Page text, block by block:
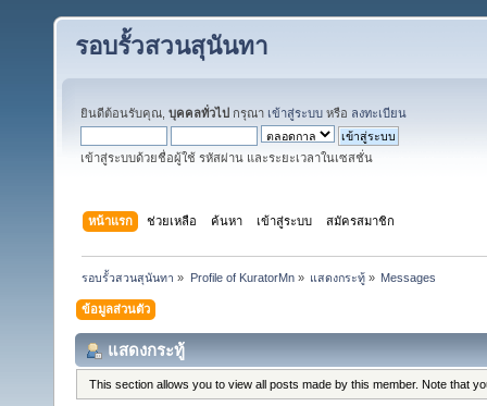
รอบรั้วสวนสุนันทา
ยินดีต้อนรับคุณ, บุคคลทั่วไป กรุณา เข้าสู่ระบบ หรือ ลงทะเบียน
เข้าสู่ระบบด้วยชื่อผู้ใช้ รหัสผ่าน และระยะเวลาในเซสชั่น
หน้าแรก ช่วยเหลือ ค้นหา เข้าสู่ระบบ สมัครสมาชิก
รอบรั้วสวนสุนันทา » Profile of KuratorMn» แสดงกระทู้» Messages
ข้อมูลส่วนตัว
แสดงกระทู้
This section allows you to view all posts made by this member. Note that